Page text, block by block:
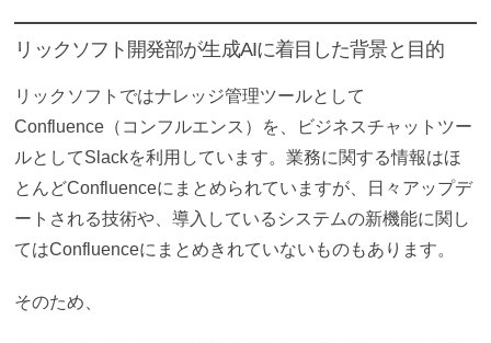
リックソフト開発部が生成AIに着目した背景と目的
リックソフトではナレッジ管理ツールとして
Confluence（コンフルエンス）を、ビジネスチャットツー
ルとしてSlackを利用しています。業務に関する情報はほ
とんどConfluenceにまとめられていますが、日々アップデ
ートされる技術や、導入しているシステムの新機能に関し
てはConfluenceにまとめきれていないものもあります。
そのため、